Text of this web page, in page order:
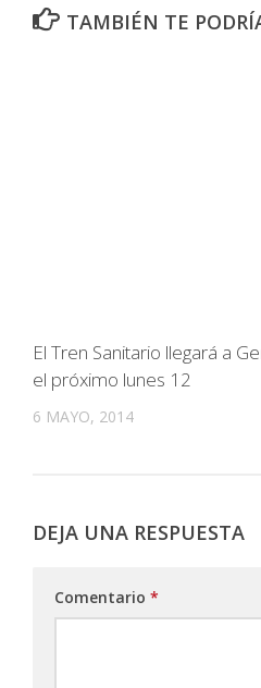
TAMBIÉN TE
El Tren Sanitario llegará a
el próximo lunes 12
6 MAYO, 2014
DEJA UNA RESPUESTA
Comentario *